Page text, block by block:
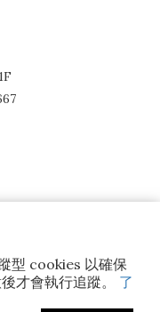
型 cookies 以確保
才會執行追蹤。 了